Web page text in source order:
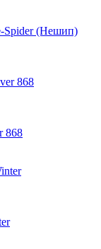
Spider (Нешип)
868